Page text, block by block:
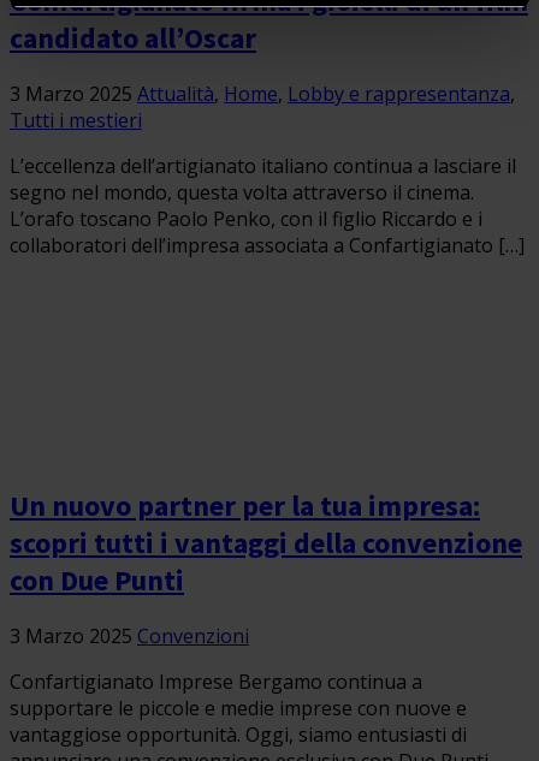
candidato all’Oscar
3 Marzo 2025 Attualità, Home, Lobby e rappresentanza,
Tutti i mestieri
L’eccellenza dell’artigianato italiano continua a lasciare il
segno nel mondo, questa volta attraverso il cinema.
L’orafo toscano Paolo Penko, con il figlio Riccardo e i
collaboratori dell’impresa associata a Confartigianato […]
Un nuovo partner per la tua impresa:
scopri tutti i vantaggi della convenzione
con Due Punti
3 Marzo 2025 Convenzioni
Confartigianato Imprese Bergamo continua a
supportare le piccole e medie imprese con nuove e
vantaggiose opportunità. Oggi, siamo entusiasti di